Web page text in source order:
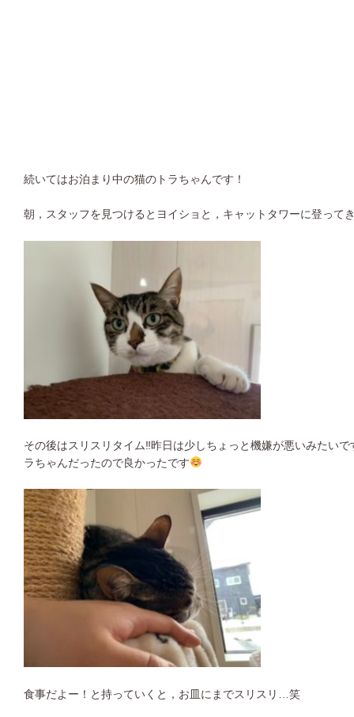
続いてはお泊まり中の猫のトラちゃんです！
朝，スタッフを見つけるとヨイショと，キャットタワーに登って
その後はスリスリタイム‼︎昨日は少しちょっと機嫌が悪いみたい
ラちゃんだったので良かったです
食事だよー！と持っていくと，お皿にまでスリスリ…笑